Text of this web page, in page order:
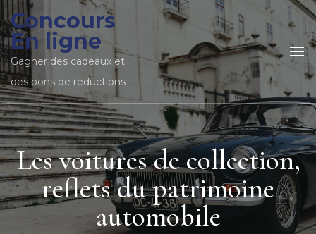
Concours
En ligne
Gagner des cadeaux et
des bons de réductions
Les voitures de collection,
reflets du patrimoine
automobile